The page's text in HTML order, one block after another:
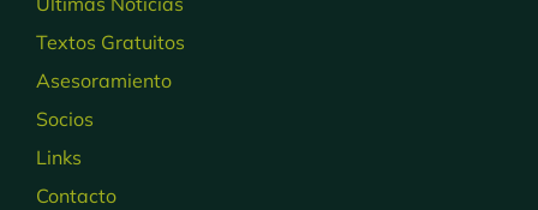
Textos Gratuitos
Asesoramiento
Socios
Links
Contacto